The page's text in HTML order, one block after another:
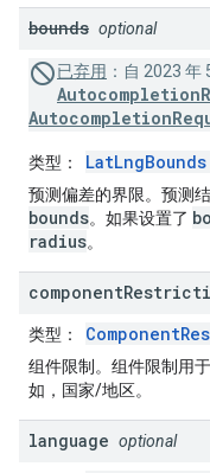
bounds optional
已弃用 ： 自 2023 年
类型 ： LatLngBounds
预测偏差的界限。预测
bounds。如果设置了
radius。
component
类型 ：
组件限制。组件限制用
如，国家/地区。
language optional